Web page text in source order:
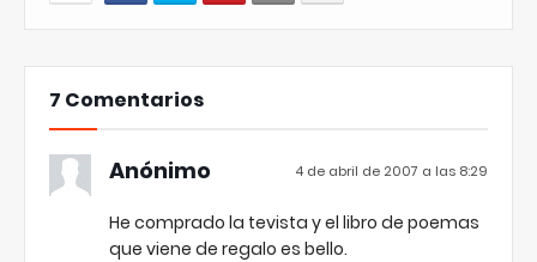
7 Comentarios
Anónimo 4 de abril de 2007 a las 8:29
He comprado la tevista y el libro de poemas
que viene de regalo es bello.